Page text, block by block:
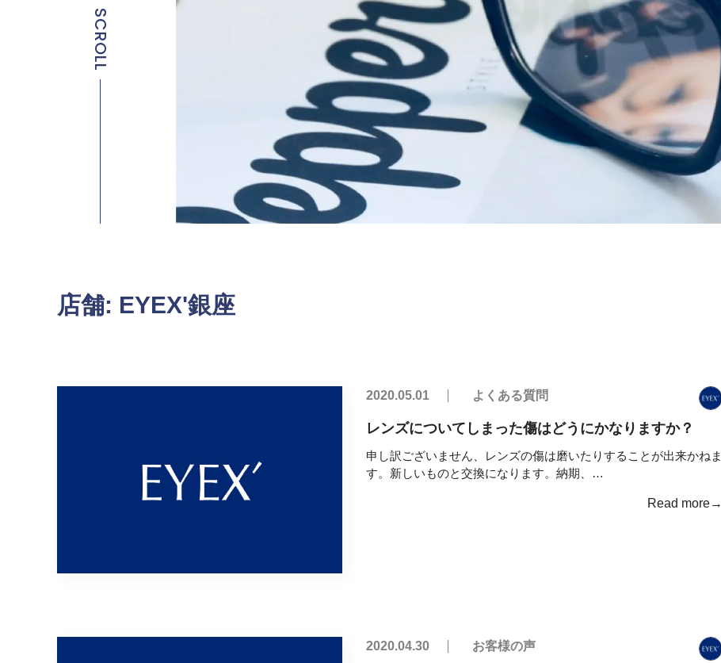
SCROLL
店舗: EYEX'銀座
2020.05.01 よくある質問
レンズについてしまった傷はどうにかなりますか？
申し訳ございません、レンズの傷は磨いたりすることが出来かねま
す。新しいものと交換になります。納期、…
Read more→
2020.04.30 お客様の声